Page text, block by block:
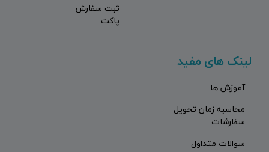
ثبت سفارش
پاکت
لینک های مفید
آموزش ها
محاسبه زمان تحویل
سفارشات
سوالات متداول